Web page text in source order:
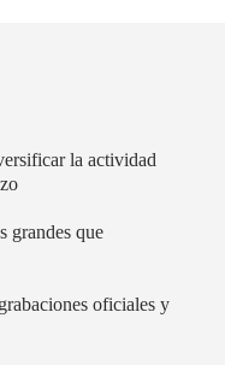
la actividad
grandes que
oficiales y